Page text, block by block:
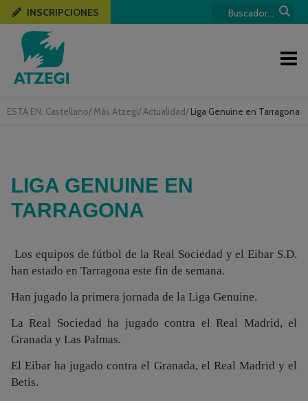
ESTÁ EN: Castellano/ Más Atzegi/ Actualidad/ Liga Genuine en Tarragona
INSCRIPCIONES
LIGA GENUINE EN
TARRAGONA
Los equipos de fútbol de la Real Sociedad y el Eibar S.D.
han estado en Tarragona este fin de semana.
Han jugado la primera jornada de la Liga Genuine.
La Real Sociedad ha jugado contra el Real Madrid, el
Granada y Las Palmas.
El Eibar ha jugado contra el Granada, el Real Madrid y el
Betis.